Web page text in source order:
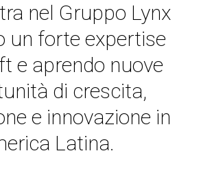
nel Gruppo Lynx
un forte expertise
e aprendo nuove
di crescita,
e innovazione in
Latina.